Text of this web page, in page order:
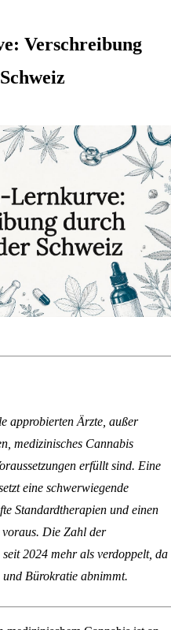
Verschreibung
approbierten Ärzte, außer
medizinisches Cannabis
erfüllt sind. Eine
eine schwerwiegende
Standardtherapien und einen
Die Zahl der
2024 mehr als verdoppelt, da
Bürokratie abnimmt.